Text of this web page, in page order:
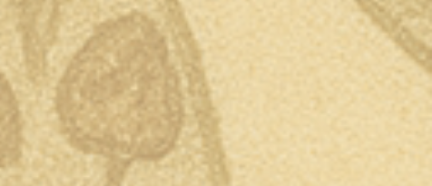
y terapias alternativas,
la sanación y la expansión